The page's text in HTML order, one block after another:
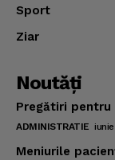
Sport
Ziar
Noutăţi
Pregătiri pentru
ADMINISTRATIE
Meniurile